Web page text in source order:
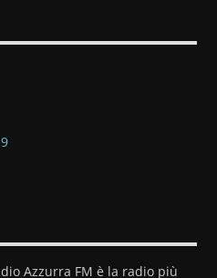
Azzurra FM è la radio più